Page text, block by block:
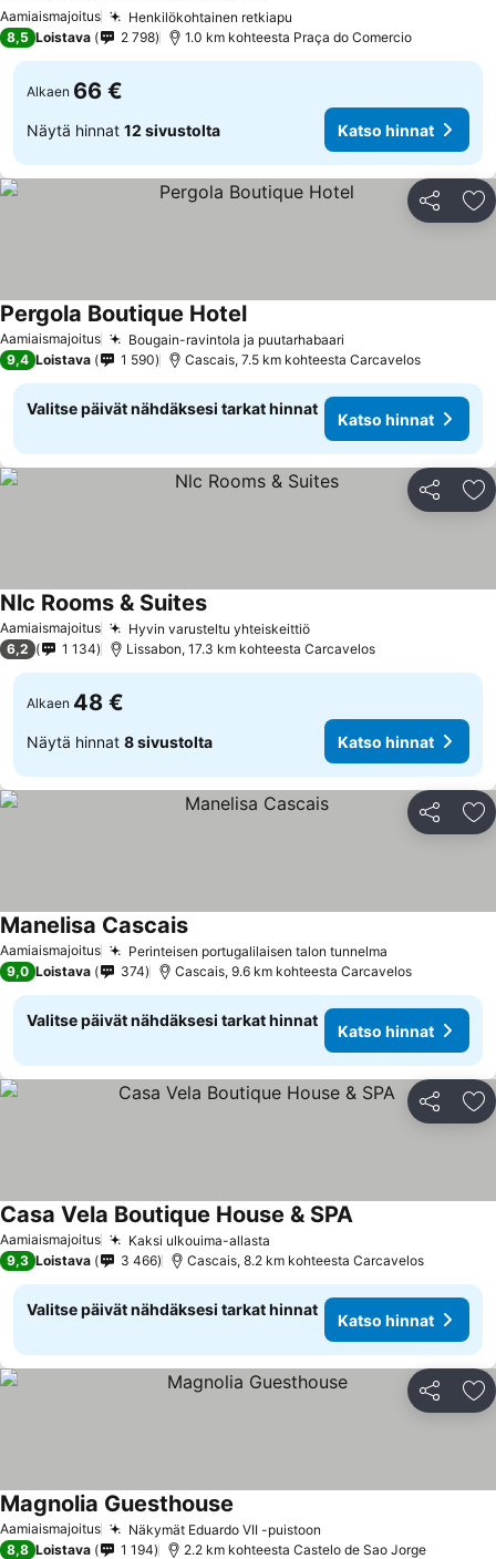
Aamiaismajoitus Henkilökohtainen retkiapu
8,5 Loistava 2 798 1.0 km kohteesta Praça do Comercio
Alkaen 66 €
Näytä hinnat 12 sivustolta Katso hinnat
Jaa
Aamiaismajoitus Bougain-ravintola ja puutarhabaari
Pergola Boutique Hotel
9,4 Loistava 1 590 Cascais, 7.5 km kohteesta Carcavelos
Valitse päivät nähdäksesi tarkat hinnat
Katso hinnat
Jaa
Aamiaismajoitus Hyvin varusteltu yhteiskeittiö
Nlc Rooms & Suites
6,2 1 134 Lissabon, 17.3 km kohteesta Carcavelos
Alkaen 48 €
Näytä hinnat 8 sivustolta Katso hinnat
Jaa
Aamiaismajoitus Perinteisen portugalilaisen talon tunnelma
Manelisa Cascais
9,0 Loistava 374 Cascais, 9.6 km kohteesta Carcavelos
Valitse päivät nähdäksesi tarkat hinnat
Katso hinnat
Jaa
Aamiaismajoitus Kaksi ulkouima-allasta
Casa Vela Boutique House & SPA
9,3 Loistava 3 466 Cascais, 8.2 km kohteesta Carcavelos
Valitse päivät nähdäksesi tarkat hinnat
Katso hinnat
Jaa
Aamiaismajoitus Näkymät Eduardo VII -puistoon
Magnolia Guesthouse
8,8 Loistava 1 194 2.2 km kohteesta Castelo de Sao Jorge